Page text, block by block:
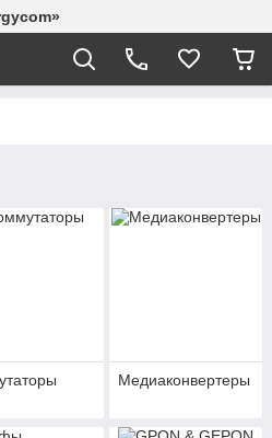
Медиаконвертеры